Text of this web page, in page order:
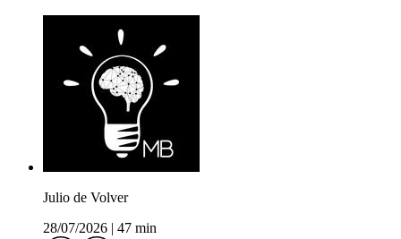
Julio de Volver
28/07/2026
47 min